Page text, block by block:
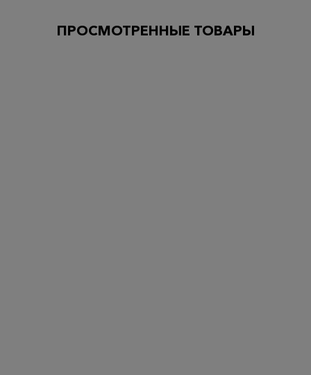
ПРОСМОТРЕННЫЕ ТОВАРЫ